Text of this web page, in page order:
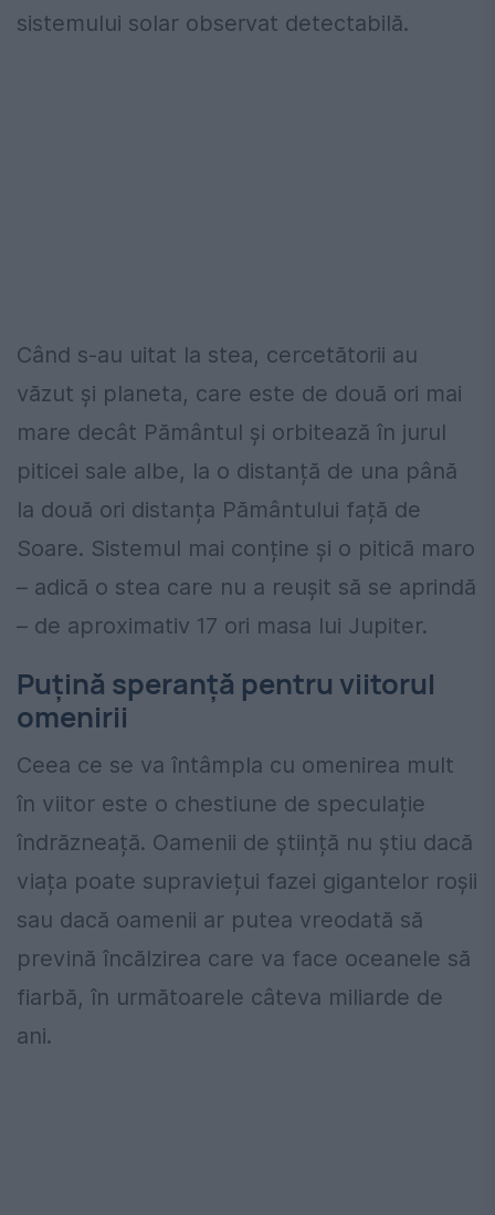
sistemului solar observat detectabilă.
Când s-au uitat la stea, cercetătorii au
văzut și planeta, care este de două ori mai
mare decât Pământul și orbitează în jurul
piticei sale albe, la o distanță de una până
la două ori distanța Pământului față de
Soare. Sistemul mai conține și o pitică maro
– adică o stea care nu a reușit să se aprindă
– de aproximativ 17 ori masa lui Jupiter.
Puțină speranță pentru viitorul
omenirii
Ceea ce se va întâmpla cu omenirea mult
în viitor este o chestiune de speculație
îndrăzneață. Oamenii de știință nu știu dacă
viața poate supraviețui fazei gigantelor roșii
sau dacă oamenii ar putea vreodată să
prevină încălzirea care va face oceanele să
fiarbă, în următoarele câteva miliarde de
ani.